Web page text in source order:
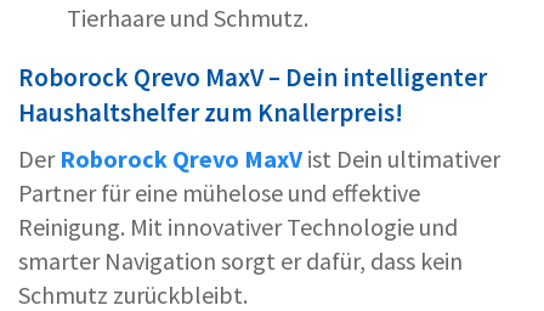
Tierhaare und Schmutz.
Roborock Qrevo MaxV – Dein intelligenter
Haushaltshelfer zum Knallerpreis!
Der Roborock Qrevo MaxVist Dein ultimativer
Partner für eine mühelose und effektive
Reinigung. Mit innovativer Technologie und
smarter Navigation sorgt er dafür, dass kein
Schmutz zurückbleibt.